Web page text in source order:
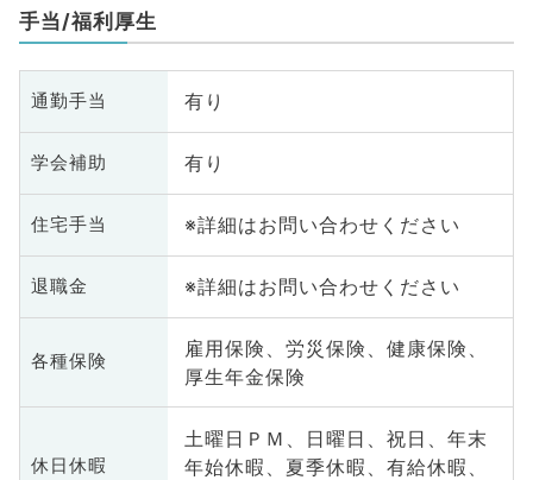
手当/福利厚生
通勤手当 有り
学会補助 有り
住宅手当 ※詳細はお問い合わせください
退職金 ※詳細はお問い合わせください
各種保険
雇用保険、労災保険、健康保険、
厚生年金保険
休日休暇
土曜日ＰＭ、日曜日、祝日、年末
年始休暇、夏季休暇、有給休暇、